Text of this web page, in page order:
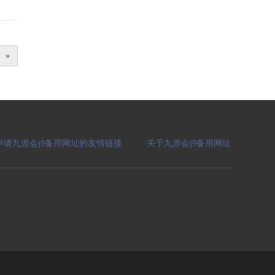
»
请九游会j9备用网址的友情链接 关于九游会j9备用网址